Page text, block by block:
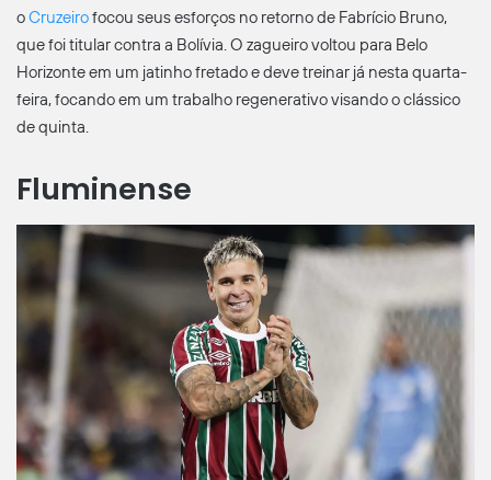
oCruzeirofocou seus esforços no retorno de Fabrício Bruno,
que foi titular contra a Bolívia. O zagueiro voltou para Belo
Horizonte em um jatinho fretado e deve treinar já nesta quarta-
feira, focando em um trabalho regenerativo visando o clássico
de quinta.
Fluminense